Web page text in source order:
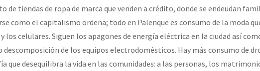
de tiendas de ropa de marca que venden a crédito, donde se endeudan
como el capitalismo ordena; todo en Palenque es consumo de la moda
los celulares. Siguen los apagones de energía eléctrica en la ciudad así
descomposición de los equipos electrodomésticos. Hay más consumo de
que desequilibra la vida en las comunidades: a las personas, los